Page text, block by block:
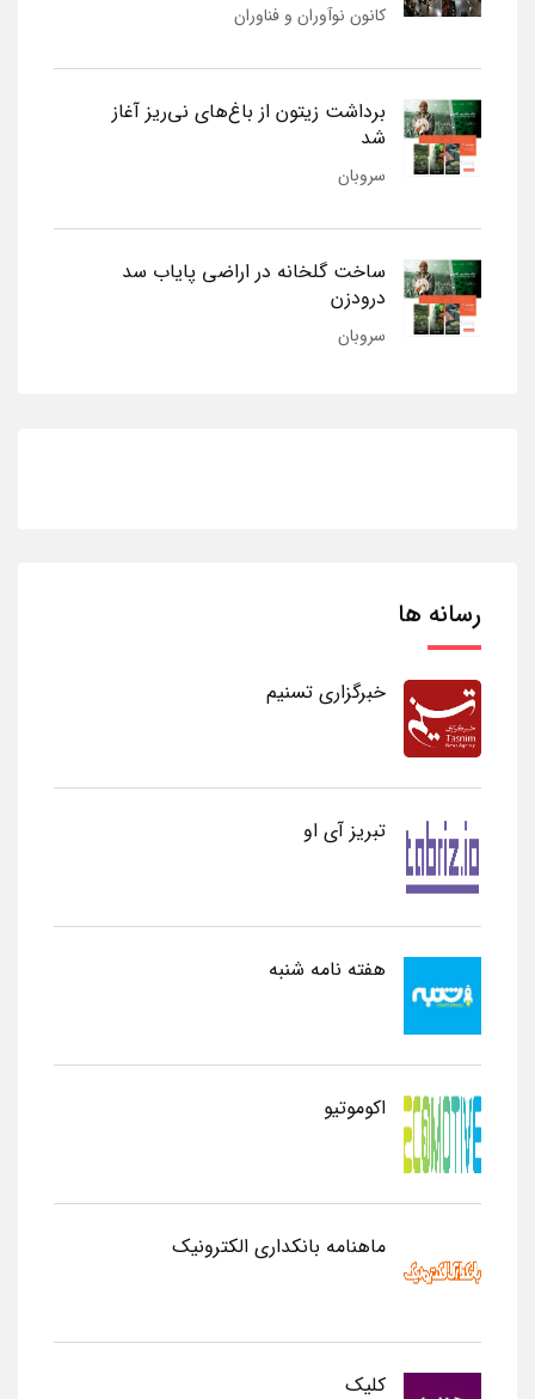
کانون نوآوران و فناوران
برداشت زیتون از باغ‌های نی‌ریز آغاز
شد
سروبان
ساخت گلخانه در اراضی پایاب سد
درودزن
سروبان
رسانه ها
خبرگزاری تسنیم
تبریز آی او
هفته نامه شنبه
اکوموتیو
ماهنامه بانکداری الکترونیک
کلیک